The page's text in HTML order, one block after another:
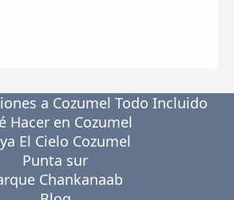
a Cozumel Todo Incluido
Hacer en Cozumel
El Cielo Cozumel
Punta sur
Chankanaab